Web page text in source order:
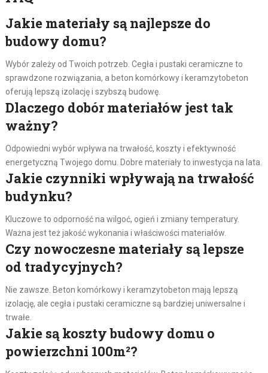
Jakie materiały są najlepsze do
budowy domu?
Wybór zależy od Twoich potrzeb. Cegła i pustaki ceramiczne to
sprawdzone rozwiązania, a beton komórkowy i keramzytobeton
oferują lepszą izolację i szybszą budowę.
Dlaczego dobór materiałów jest tak
ważny?
Odpowiedni wybór wpływa na trwałość, koszty i efektywność
energetyczną Twojego domu. Dobre materiały to inwestycja na lata.
Jakie czynniki wpływają na trwałość
budynku?
Kluczowe to odporność na wilgoć, ogień i zmiany temperatury.
Ważna jest też jakość wykonania i właściwości materiałów.
Czy nowoczesne materiały są lepsze
od tradycyjnych?
Nie zawsze. Beton komórkowy i keramzytobeton mają lepszą
izolację, ale cegła i pustaki ceramiczne są bardziej uniwersalne i
trwałe.
Jakie są koszty budowy domu o
powierzchni 100m²?